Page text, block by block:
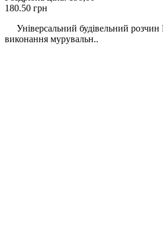
180.50 грн
Універсальний будівельний
виконання мурувальн..